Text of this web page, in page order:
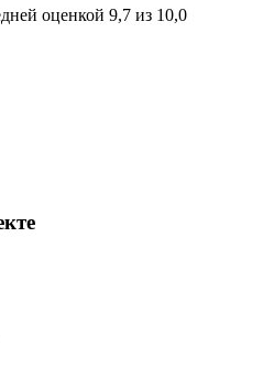
оценкой 9,7 из 10,0